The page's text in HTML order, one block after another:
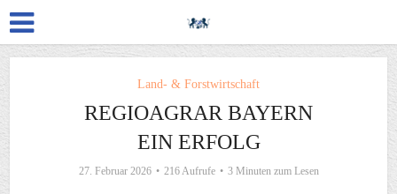
Land- & Forstwirtschaft
REGIOAGRAR BAYERN
EIN ERFOLG
27. Februar 2026 216 Aufrufe 3 Minuten zum Lesen